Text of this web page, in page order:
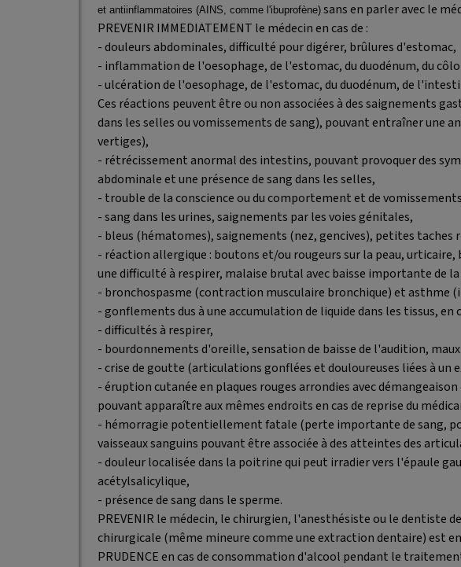
et antiinflammatoires (AINS, comme l'ibuprofène) sans en parler avec le
PREVENIR IMMEDIATEMENT le médecin en cas de :
- douleurs abdominales, difficulté pour digérer, brûlures d'estomac,
- inflammation de l'oesophage, de l'estomac, du duodénum, du
- ulcération de l'oesophage, de l'estomac, du duodénum, de
Ces réactions peuvent être ou non associées à des saignements
dans les selles ou vomissements de sang), pouvant entraîner une
vertiges),
- rétrécissement anormal des intestins, pouvant provoquer des
abdominale et une présence de sang dans les selles,
- trouble de la conscience ou du comportement et de
- sang dans les urines, saignements par les voies génitales,
- bleus (hématomes), saignements (nez, gencives), petites taches
- réaction allergique : boutons et/ou rougeurs sur la peau,
une difficulté à respirer, malaise brutal avec baisse importante de
- bronchospasme (contraction musculaire bronchique) et
- gonflements dus à une accumulation de liquide dans les tissus, en
- difficultés à respirer,
- bourdonnements d'oreille, sensation de baisse de l'audition,
- crise de goutte (articulations gonflées et douloureuses liées à un
- éruption cutanée en plaques rouges arrondies avec
pouvant apparaître aux mêmes endroits en cas de reprise du
- hémorragie potentiellement fatale (perte importante de sang,
vaisseaux sanguins pouvant être associée à des atteintes des
- douleur localisée dans la poitrine qui peut irradier vers l'épaule
acétylsalicylique,
- présence de sang dans le sperme.
PREVENIR le médecin, le chirurgien, l'anesthésiste ou le dentiste
chirurgicale (même mineure comme une extraction dentaire) est
PRUDENCE en cas de consommation d'alcool pendant le